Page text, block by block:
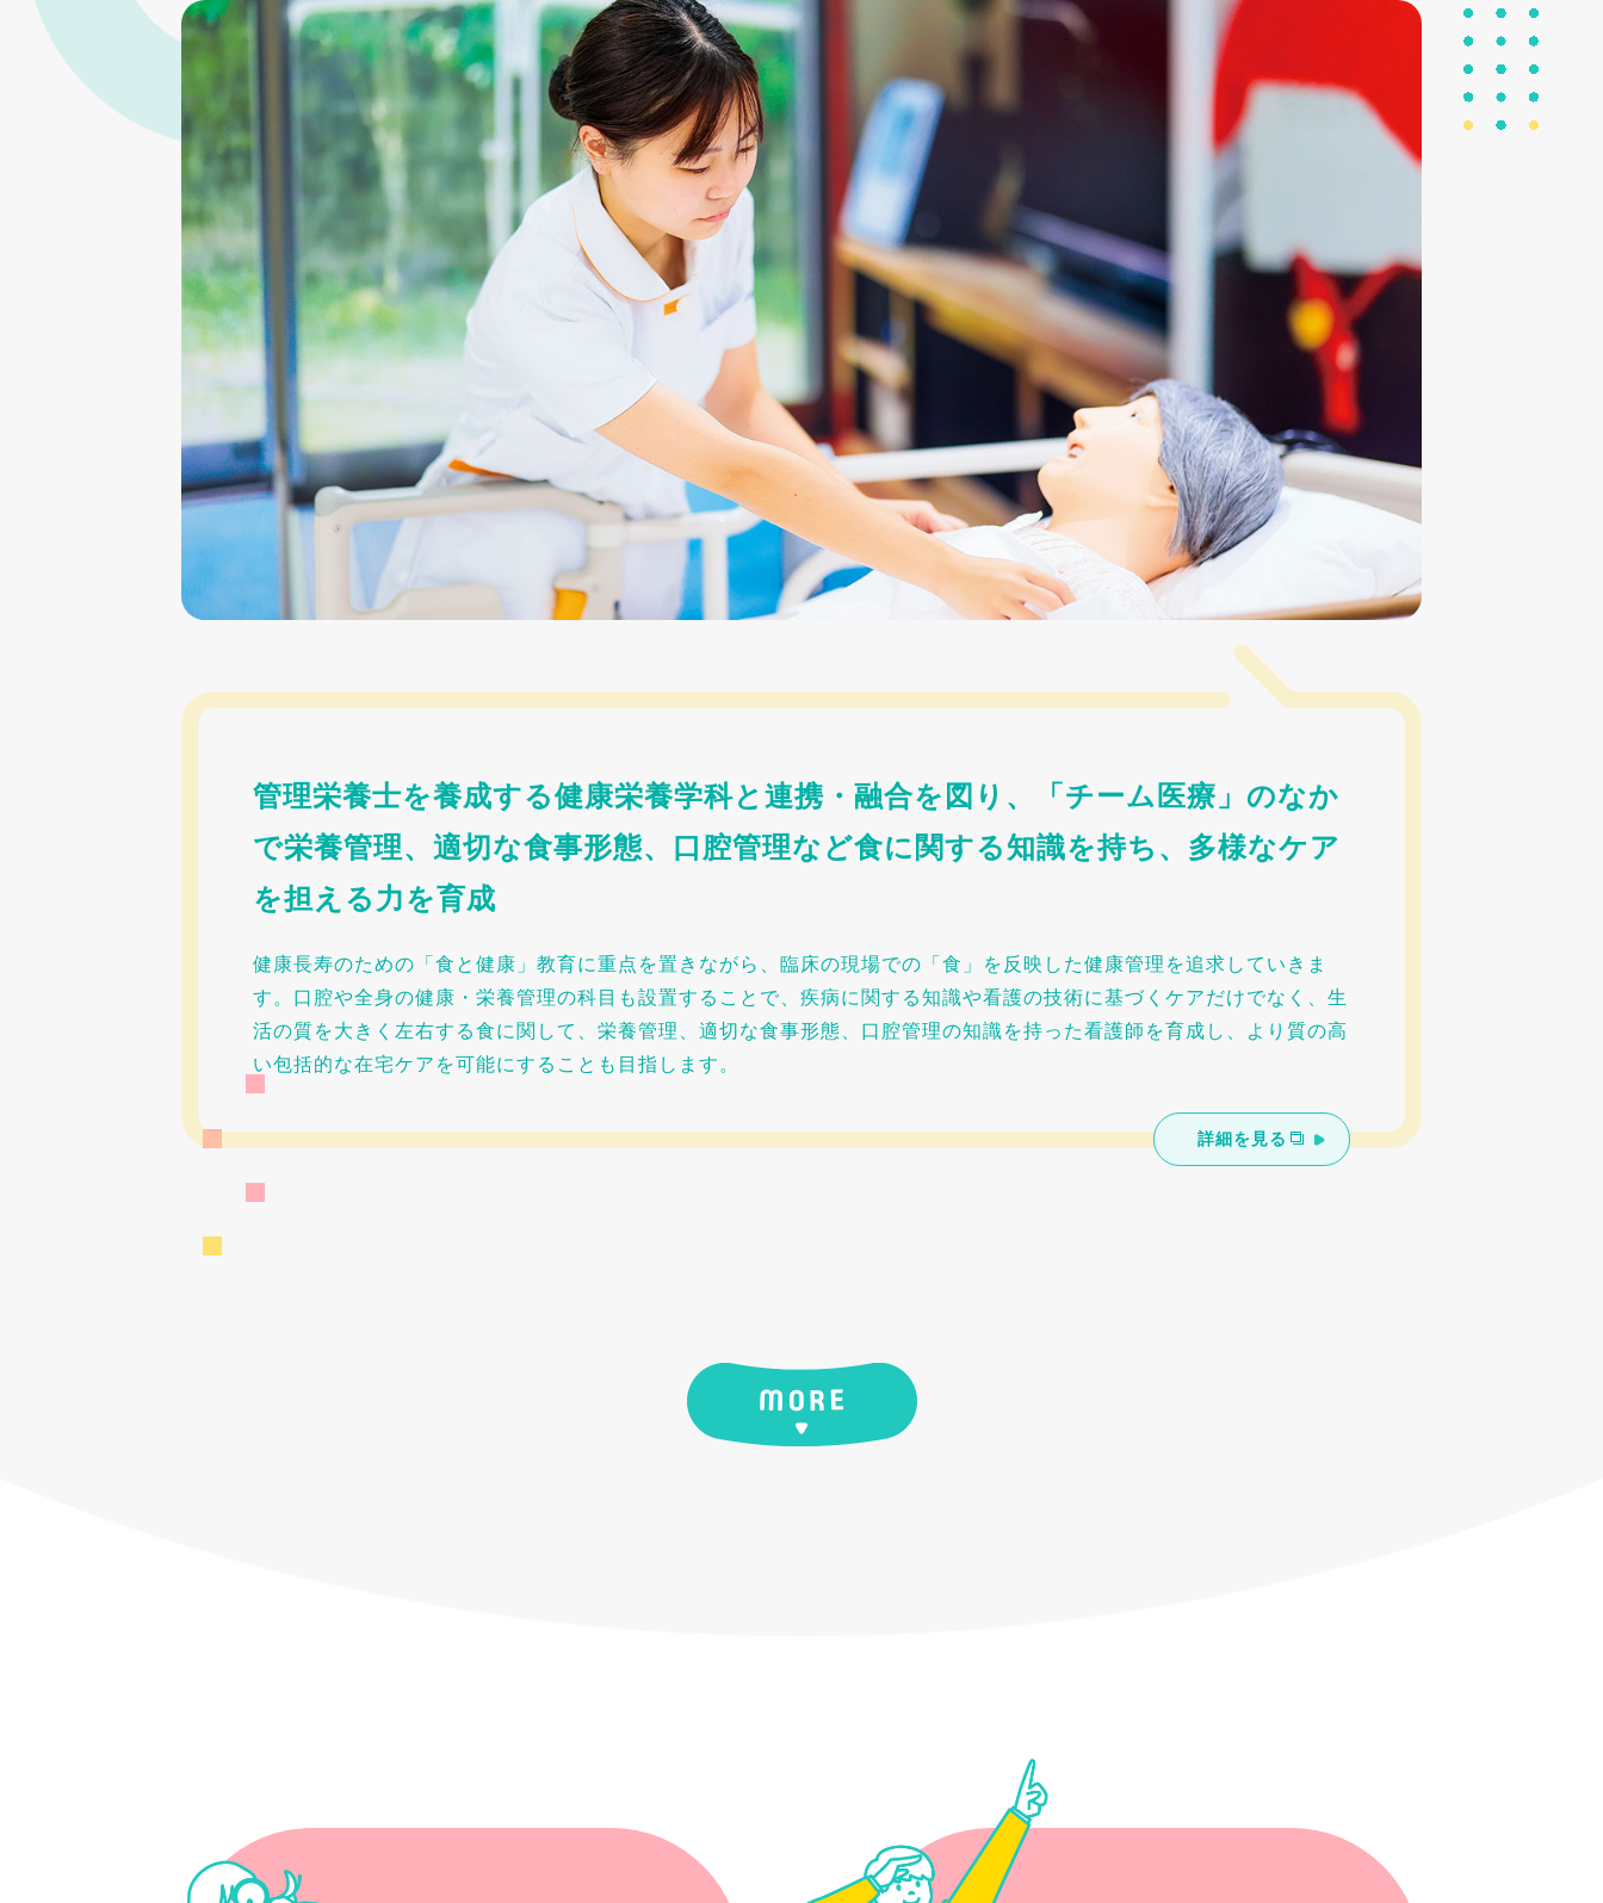
管理栄養士を養成する健康栄養学科と連携・融合を図り、「チーム医療」のなか
で栄養管理、適切な食事形態、口腔管理など食に関する知識を持ち、多様なケア
を担える力を育成
健康長寿のための「食と健康」教育に重点を置きながら、臨床の現場での「食」を反映した健康管理を追求していきま
す。口腔や全身の健康・栄養管理の科目も設置することで、疾病に関する知識や看護の技術に基づくケアだけでなく、生
活の質を大きく左右する食に関して、栄養管理、適切な食事形態、口腔管理の知識を持った看護師を育成し、より質の高
い包括的な在宅ケアを可能にすることも目指します。
詳細を見る